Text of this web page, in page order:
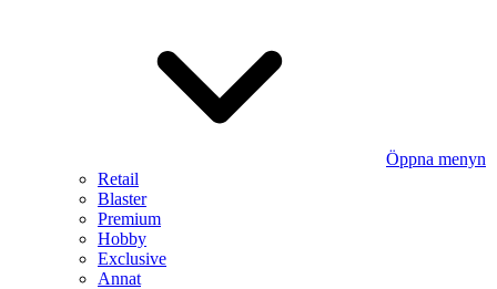
Öppna menyn
Retail
Blaster
Premium
Hobby
Exclusive
Annat